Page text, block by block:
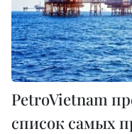
PetroVietnam
список самых